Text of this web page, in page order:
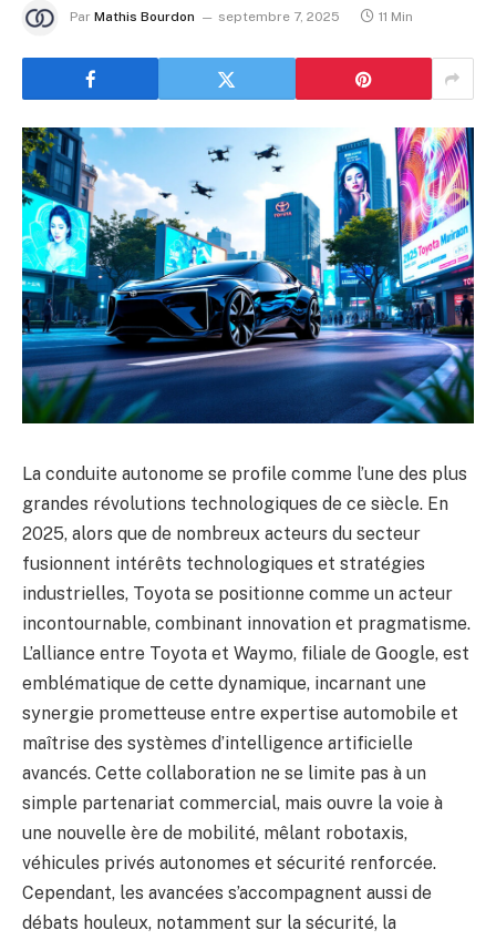
Par Mathis Bourdon septembre 7, 2025 11 Min
La conduite autonome se profile comme l’une des plus
grandes révolutions technologiques de ce siècle. En
2025, alors que de nombreux acteurs du secteur
fusionnent intérêts technologiques et stratégies
industrielles, Toyota se positionne comme un acteur
incontournable, combinant innovation et pragmatisme.
L’alliance entre Toyota et Waymo, filiale de Google, est
emblématique de cette dynamique, incarnant une
synergie prometteuse entre expertise automobile et
maîtrise des systèmes d’intelligence artificielle
avancés. Cette collaboration ne se limite pas à un
simple partenariat commercial, mais ouvre la voie à
une nouvelle ère de mobilité, mêlant robotaxis,
véhicules privés autonomes et sécurité renforcée.
Cependant, les avancées s’accompagnent aussi de
débats houleux, notamment sur la sécurité, la